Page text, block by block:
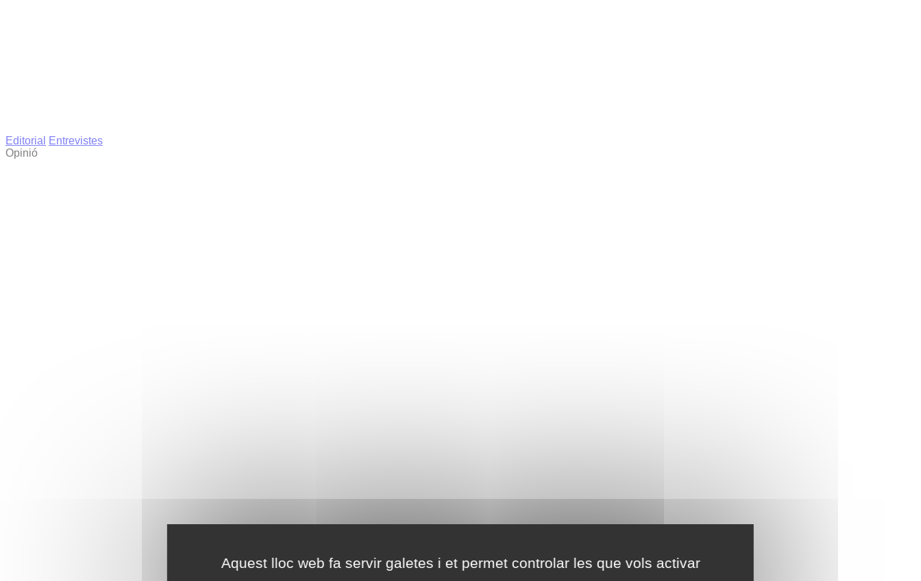
Aquest lloc web fa servir galetes i et permet controlar les que vols activar
Editorial
Entrevistes
Opinió